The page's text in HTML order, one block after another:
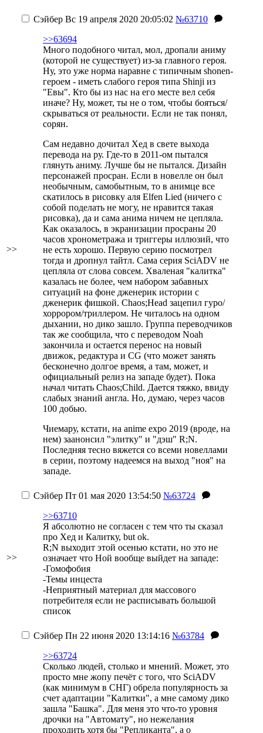
>>
Сэйбер Вс 19 апреля 2020 20:05:02 №63710
>>63694
Много подобного читал, мол, дропали аниму
(которой не существует) из-за главного героя.
Ну, это уже норма наравне с типичным shonen-
героем - иметь слабого героя типа Shinji из
"Евы". Кто бы из нас на его месте вел себя
иначе? Ну, может, ты не о том, чтобы бояться/
скрываться от реальности. Если не так понял,
сорян.
Сам недавно дочитал Хед в свете выхода
перевода на ру. Где-то в 2011-ом пытался
глянуть аниму. Лучше бы не пытался. Дизайн
персонажей просран. Если в новелле он был
необычным, самобытным, то в анимце все
скатилось в рисовку аля Elfen Lied (ничего с
собой поделать не могу, не нравится такая
рисовка), да и сама анима ничем не цепляла.
Как оказалось, в экранизации просраны 20
часов хронометража и триггеры иллюзий, что
не есть хорошо. Первую серию посмотрел
тогда и дропнул тайтл. Сама серия SciADV не
цепляла от слова совсем. Хваленая "калитка"
казалась не более, чем набором забавных
ситуаций на фоне дженерик истории с
дженерик фишкой. Chaos;Head зацепил гуро/
хоррором/триллером. Не читалось на одном
дыхании, но дико зашло. Группа переводчиков
так же сообщила, что с переводом Noah
закончила и остается перенос на новый
движок, редактура и CG (что может занять
бесконечно долгое время, а там, может, и
официальный релиз на западе будет). Пока
начал читать Chaos;Child. Дается тяжко, ввиду
слабых знаний англа. Но, думаю, через часов
100 добью.
Чиемару, кстати, на anime expo 2019 (вроде, на
нем) заанонсил "элитку" и "дэш" R;N.
Последняя тесно вяжется со всеми новеллами
в серии, поэтому надеемся на выход "ноя" на
западе.
>>
Сэйбер Пт 01 мая 2020 13:54:50 №63724
>>63710
Я абсолютно не согласен с тем что ты сказал
про Хед и Калитку, but ok.
R;N выходит этой осенью кстати, но это не
означает что Ной вообще выйдет на западе:
-Гомофобия
-Темы инцеста
-Неприятный материал для массового
потребителя если не расписывать большой
список
Сэйбер Пн 22 июня 2020 13:14:16 №63784
>>63724
Сколько людей, столько и мнений. Может, это
просто мне жопу печёт с того, что SciADV
(как минимум в СНГ) обрела популярность за
счет адаптации "Калитки", а мне самому дико
зашла "Башка". Для меня это что-то уровня
дрочки на "Автомату", но нежелания
проходить хотя бы "Репликанта", а о